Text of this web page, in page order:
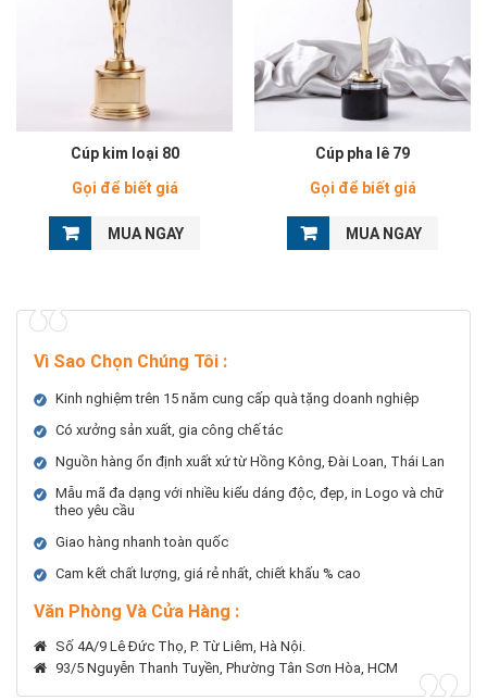
Cúp kim loại 80
Gọi để biết giá
MUA NGAY
Cúp pha lê 79
Gọi để biết giá
MUA NGAY
Vì Sao Chọn Chúng Tôi :
Kinh nghiệm trên 15 năm cung cấp quà tặng doanh nghiệp
Có xưởng sản xuất, gia công chế tác
Nguồn hàng ổn định xuất xứ từ Hồng Kông, Đài Loan, Thái Lan
Mẫu mã đa dạng với nhiều kiểu dáng độc, đẹp, in Logo và chữ
theo yêu cầu
Giao hàng nhanh toàn quốc
Cam kết chất lượng, giá rẻ nhất, chiết khấu % cao
Văn Phòng Và Cửa Hàng :
Số 4A/9 Lê Đức Thọ, P. Từ Liêm, Hà Nội.
93/5 Nguyễn Thanh Tuyền, Phường Tân Sơn Hòa, HCM